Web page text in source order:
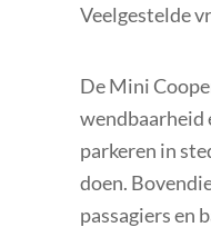
Veelgestelde
De Mini
wendbaarheid
parkeren in
doen.
passagiers en